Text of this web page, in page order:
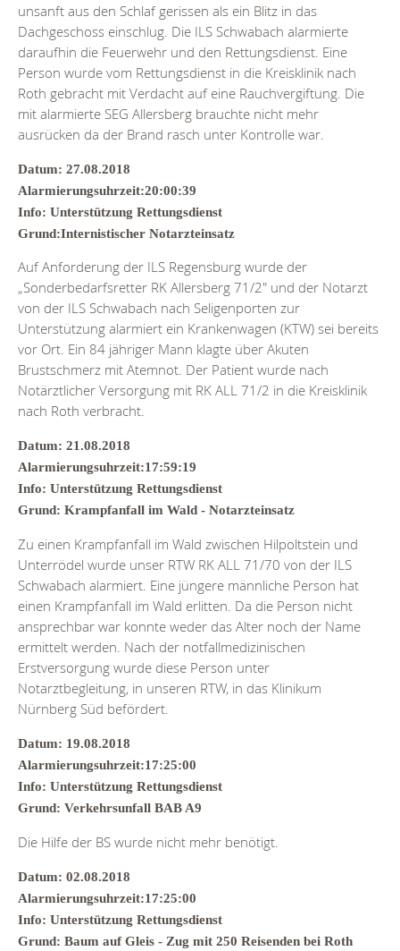
unsanft aus den Schlaf gerissen als ein Blitz in das
Dachgeschoss einschlug. Die ILS Schwabach alarmierte
daraufhin die Feuerwehr und den Rettungsdienst. Eine
Person wurde vom Rettungsdienst in die Kreisklinik nach
Roth gebracht mit Verdacht auf eine Rauchvergiftung. Die
mit alarmierte SEG Allersberg brauchte nicht mehr
ausrücken da der Brand rasch unter Kontrolle war.
Datum: 27.08.2018
Alarmierungsuhrzeit:20:00:39
Info: Unterstützung Rettungsdienst
Grund:Internistischer Notarzteinsatz
Auf Anforderung der ILS Regensburg wurde der
„Sonderbedarfsretter RK Allersberg 71/2" und der Notarzt
von der ILS Schwabach nach Seligenporten zur
Unterstützung alarmiert ein Krankenwagen (KTW) sei bereits
vor Ort. Ein 84 jähriger Mann klagte über Akuten
Brustschmerz mit Atemnot. Der Patient wurde nach
Notärztlicher Versorgung mit RK ALL 71/2 in die Kreisklinik
nach Roth verbracht.
Datum: 21.08.2018
Alarmierungsuhrzeit:17:59:19
Info: Unterstützung Rettungsdienst
Grund: Krampfanfall im Wald - Notarzteinsatz
Zu einen Krampfanfall im Wald zwischen Hilpoltstein und
Unterrödel wurde unser RTW RK ALL 71/70 von der ILS
Schwabach alarmiert. Eine jüngere männliche Person hat
einen Krampfanfall im Wald erlitten. Da die Person nicht
ansprechbar war konnte weder das Alter noch der Name
ermittelt werden. Nach der notfallmedizinischen
Erstversorgung wurde diese Person unter
Notarztbegleitung, in unseren RTW, in das Klinikum
Nürnberg Süd befördert.
Datum: 19.08.2018
Alarmierungsuhrzeit:17:25:00
Info: Unterstützung Rettungsdienst
Grund: Verkehrsunfall BAB A9
Die Hilfe der BS wurde nicht mehr benötigt.
Datum: 02.08.2018
Alarmierungsuhrzeit:17:25:00
Info: Unterstützung Rettungsdienst
Grund: Baum auf Gleis - Zug mit 250 Reisenden bei Roth